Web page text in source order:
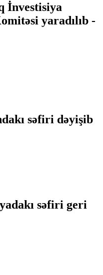
İnvestisiya
yaradılıb -
səfiri dəyişib
səfiri geri